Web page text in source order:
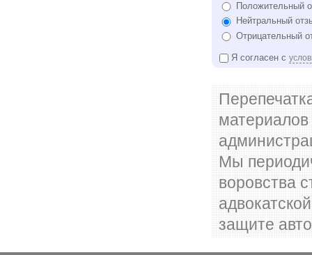
Положительный
Нейтральный
Отрицательный
Я согласен с
материалов
Мы
воровства
защите